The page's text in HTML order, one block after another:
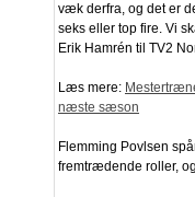
væk derfra, og det er
seks eller top fire. Vi
Erik Hamrén til TV2
Læs mere:
næste sæson
Flemming Povlsen
fremtrædende roller,